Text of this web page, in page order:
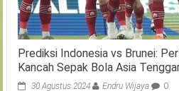
Prediksi Indonesia vs Brunei:
Kancah Sepak Bola Asia
30 Agustus 2024 Endru Wijaya 0